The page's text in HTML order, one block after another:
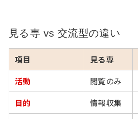
見る専 vs 交流型の違い
項目 見る専
活動
閲覧のみ
目的
情報収集